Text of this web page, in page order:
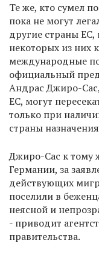
Те же, кто сумел
пока не могут
другие страны ЕС,
некоторых из них
международные
официальный
Андрас Джиро-
ЕС, могут
только при
страны
Джиро-Сас к тому
Германии, за
действующих
поселили в
неясной и
- приводит
правительства.